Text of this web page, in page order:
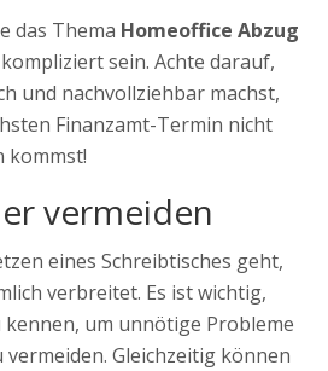
das Thema Homeoffice Abzug
sein. Achte darauf,
und nachvollziehbar machst,
Finanzamt-Termin nicht
kommst!
vermeiden
eines Schreibtisches geht,
verbreitet. Es ist wichtig,
um unnötige Probleme
vermeiden. Gleichzeitig können